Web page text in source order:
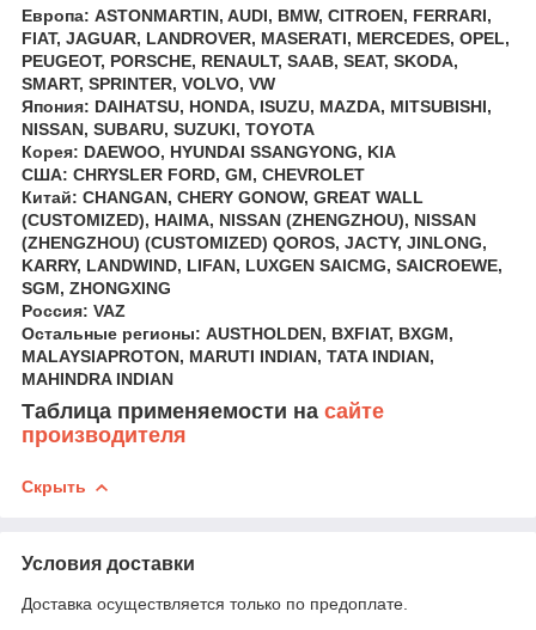
Европа: ASTONMARTIN, AUDI, BMW, CITROEN, FERRARI,
FIAT, JAGUAR, LANDROVER, MASERATI, MERCEDES, OPEL,
PEUGEOT, PORSCHE, RENAULT, SAAB, SEAT, SKODA,
SMART, SPRINTER, VOLVO, VW
Япония: DAIHATSU, HONDA, ISUZU, MAZDA, MITSUBISHI,
NISSAN, SUBARU, SUZUKI, TOYOTA
Корея: DAEWOO, HYUNDAI SSANGYONG, KIA
США: CHRYSLER FORD, GM, CHEVROLET
Китай: CHANGAN, CHERY GONOW, GREAT WALL
(CUSTOMIZED), HAIMA, NISSAN (ZHENGZHOU), NISSAN
(ZHENGZHOU) (CUSTOMIZED) QOROS, JACTY, JINLONG,
KARRY, LANDWIND, LIFAN, LUXGEN SAICMG, SAICROEWE,
SGM, ZHONGXING
Россия: VAZ
Остальные регионы: AUSTHOLDEN, BXFIAT, BXGM,
MALAYSIAPROTON, MARUTI INDIAN, TATA INDIAN,
MAHINDRA INDIAN
Таблица применяемости на сайте
производителя
Скрыть
Условия доставки
Доставка осуществляется только по предоплате.